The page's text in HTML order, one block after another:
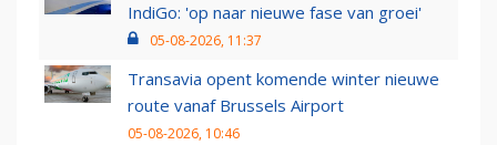
IndiGo: 'op naar nieuwe fase van groei'
05-08-2026, 11:37
Transavia opent komende winter nieuwe
route vanaf Brussels Airport
05-08-2026, 10:46